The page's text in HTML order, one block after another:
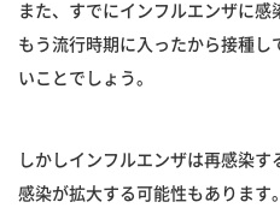
また、すでにインフルエンザに感
もう流行時期に入ったから接種し
いことでしょう。
しかしインフルエンザは再感染
感染が拡大する可能性もあります。